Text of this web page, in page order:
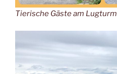
Tierische Gäste am Lugturm